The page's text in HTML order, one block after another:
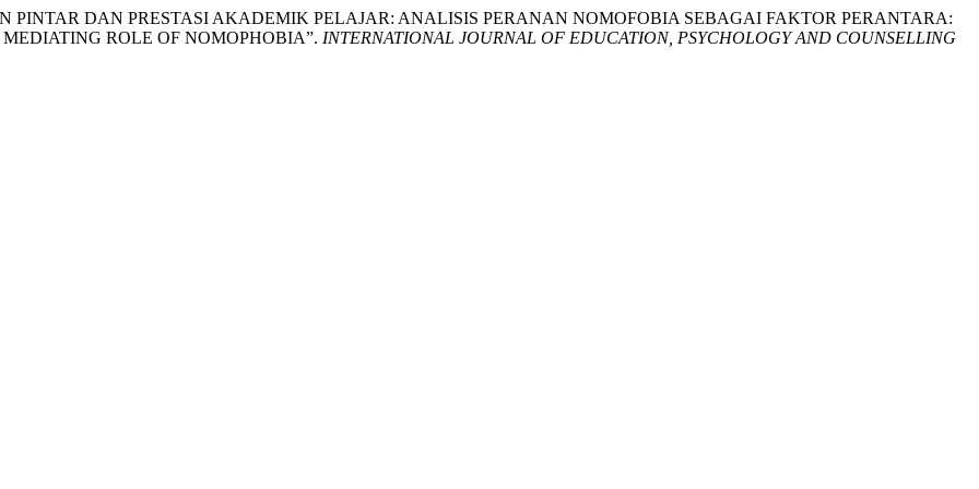
PINTAR DAN PRESTASI AKADEMIK PELAJAR: ANALISIS PERANAN NOMOFOBIA SEBAGAI FAKTOR PERANTARA:
ROLE OF NOMOPHOBIA”. INTERNATIONAL JOURNAL OF EDUCATION, PSYCHOLOGY AND COUNSELLING